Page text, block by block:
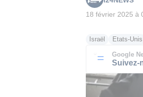
18 février 2025 à
Israël Etats-Unis
Google
Suivez-